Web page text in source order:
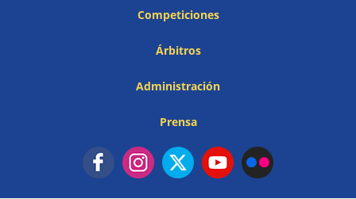
Competiciones
Árbitros
Administración
Prensa